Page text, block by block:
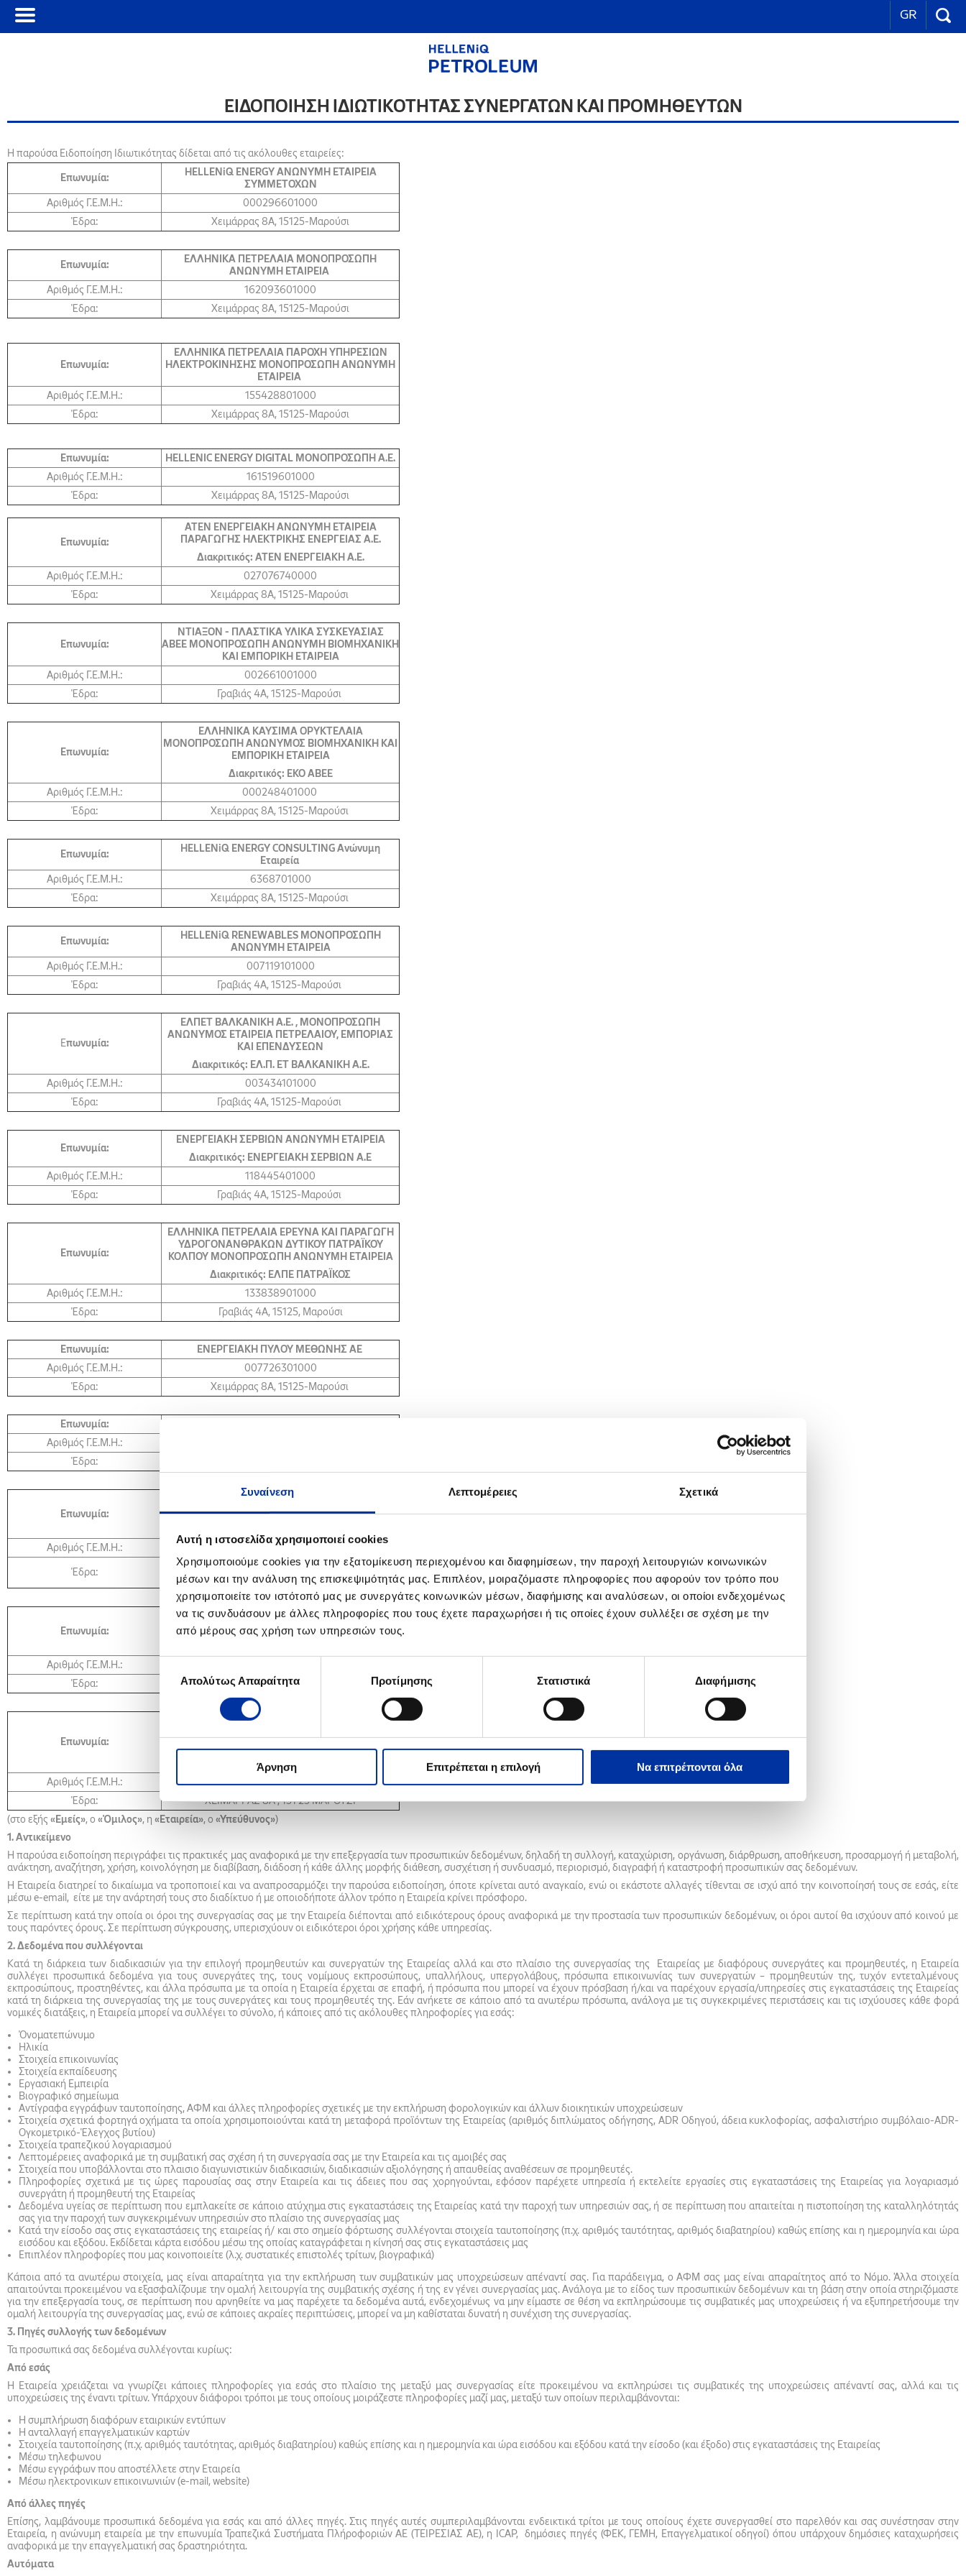
Συναίνεση Λεπτομέρειες Σχετικά
Αυτή η ιστοσελίδα χρησιμοποιεί cookies
Χρησιμοποιούμε cookies για την εξατομίκευση περιεχομένου και διαφημίσεων, την παροχή λειτουργιών κοινωνικών
μέσων και την ανάλυση της επισκεψιμότητάς μας. Επιπλέον, μοιραζόμαστε πληροφορίες που αφορούν τον τρόπο που
χρησιμοποιείτε τον ιστότοπό μας με συνεργάτες κοινωνικών μέσων, διαφήμισης και αναλύσεων, οι οποίοι ενδεχομένως
να τις συνδυάσουν με άλλες πληροφορίες που τους έχετε παραχωρήσει ή τις οποίες έχουν συλλέξει σε σχέση με την
από μέρους σας χρήση των υπηρεσιών τους.
συγκατάθεσης
Απολύτως Απαραίτητα Προτίμησης Στατιστικά Διαφήμισης
Άρνηση Επιτρέπεται η επιλογή Να επιτρέπονται όλα
GR
ΕΙΔΟΠΟΙΗΣΗ ΙΔΙΩΤΙΚΟΤΗΤΑΣ ΣΥΝΕΡΓΑΤΩΝ ΚΑΙ ΠΡΟΜΗΘΕΥΤΩΝ
Η παρούσα Ειδοποίηση Ιδιωτικότητας δίδεται από τις ακόλουθες εταιρείες:
Επωνυμία:
HELLENiQ ENERGY ΑΝΩΝΥΜΗ ΕΤΑΙΡΕΙΑ
ΣΥΜΜΕΤΟΧΩΝ
Αριθμός Γ.Ε.Μ.Η.:
000296601000
Έδρα:
Χειμάρρας 8A, 15125-Μαρούσι
Επωνυμία:
ΕΛΛΗΝΙΚΑ ΠΕΤΡΕΛΑΙΑ ΜΟΝΟΠΡΟΣΩΠΗ
ΑΝΩΝΥΜΗ ΕΤΑΙΡΕΙΑ
Αριθμός Γ.Ε.Μ.Η.:
162093601000
Έδρα:
Χειμάρρας 8A, 15125-Μαρούσι
Επωνυμία:
ΕΛΛΗΝΙΚΑ ΠΕΤΡΕΛΑΙΑ ΠΑΡΟΧΗ ΥΠΗΡΕΣΙΩΝ
ΗΛΕΚΤΡΟΚΙΝΗΣΗΣ ΜΟΝΟΠΡΟΣΩΠΗ ΑΝΩΝΥΜΗ
ΕΤΑΙΡΕΙΑ
Αριθμός Γ.Ε.Μ.Η.:
155428801000
Έδρα:
Χειμάρρας 8A, 15125-Μαρούσι
Επωνυμία:
HELLENIC ENERGY DIGITAL ΜΟΝΟΠΡΟΣΩΠΗ Α.Ε.
Αριθμός Γ.Ε.Μ.Η.:
161519601000
Έδρα:
Χειμάρρας 8A, 15125-Μαρούσι
Επωνυμία:
ΑΤΕΝ ΕΝΕΡΓΕΙΑΚΗ ΑΝΩΝΥΜΗ ΕΤΑΙΡΕΙΑ
ΠΑΡΑΓΩΓΗΣ ΗΛΕΚΤΡΙΚΗΣ ΕΝΕΡΓΕΙΑΣ Α.Ε.
Διακριτικός: ΑΤΕΝ ΕΝΕΡΓΕΙΑΚΗ Α.Ε.
Αριθμός Γ.Ε.Μ.Η.:
027076740000
Έδρα:
Χειμάρρας 8Α, 15125-Μαρούσι
Επωνυμία:
ΝΤΙΑΞΟΝ - ΠΛΑΣΤΙΚΑ ΥΛΙΚΑ ΣΥΣΚΕΥΑΣΙΑΣ
ΑΒΕΕ ΜΟΝΟΠΡΟΣΩΠΗ ΑΝΩΝΥΜΗ ΒΙΟΜΗΧΑΝΙΚΗ
ΚΑΙ ΕΜΠΟΡΙΚΗ ΕΤΑΙΡΕΙΑ
Αριθμός Γ.Ε.Μ.Η.:
002661001000
Έδρα:
Γραβιάς 4Α, 15125-Μαρούσι
Επωνυμία:
ΕΛΛΗΝΙΚΑ ΚΑΥΣΙΜΑ ΟΡΥΚΤΕΛΑΙΑ
ΜΟΝΟΠΡΟΣΩΠΗ ΑΝΩΝΥΜΟΣ ΒΙΟΜΗΧΑΝΙΚΗ ΚΑΙ
ΕΜΠΟΡΙΚΗ ΕΤΑΙΡΕΙΑ
Διακριτικός: ΕΚΟ ΑΒΕΕ
Αριθμός Γ.Ε.Μ.Η.:
000248401000
Έδρα:
Χειμάρρας 8A, 15125-Μαρούσι
Επωνυμία:
HELLENiQ ENERGY CONSULTING Ανώνυμη
Εταιρεία
Αριθμός Γ.Ε.Μ.Η.:
6368701000
Έδρα:
Χειμάρρας 8A, 15125-Μαρούσι
Επωνυμία:
HELLENiQ RENEWABLES ΜΟΝΟΠΡΟΣΩΠΗ
ΑΝΩΝΥΜΗ ΕΤΑΙΡΕΙΑ
Αριθμός Γ.Ε.Μ.Η.:
007119101000
Έδρα:
Γραβιάς 4Α, 15125-Μαρούσι
Επωνυμία:
ΕΛΠΕΤ ΒΑΛΚΑΝΙΚΗ Α.Ε. , ΜΟΝΟΠΡΟΣΩΠΗ
ΑΝΩΝΥΜΟΣ ΕΤΑΙΡΕΙΑ ΠΕΤΡΕΛΑΙΟΥ, ΕΜΠΟΡΙΑΣ
ΚΑΙ ΕΠΕΝΔΥΣΕΩΝ
Διακριτικός: ΕΛ.Π. ΕΤ ΒΑΛΚΑΝΙΚΗ Α.Ε.
Αριθμός Γ.Ε.Μ.Η.:
003434101000
Έδρα:
Γραβιάς 4Α, 15125-Μαρούσι
Επωνυμία:
ΕΝΕΡΓΕΙΑΚΗ ΣΕΡΒΙΩΝ ΑΝΩΝΥΜΗ ΕΤΑΙΡΕΙΑ
Διακριτικός: ΕΝΕΡΓΕΙΑΚΗ ΣΕΡΒΙΩΝ Α.Ε
Αριθμός Γ.Ε.Μ.Η.:
118445401000
Έδρα:
Γραβιάς 4Α, 15125-Μαρούσι
Επωνυμία:
ΕΛΛΗΝΙΚΑ ΠΕΤΡΕΛΑΙΑ ΕΡΕΥΝΑ ΚΑΙ ΠΑΡΑΓΩΓΗ
ΥΔΡΟΓΟΝΑΝΘΡΑΚΩΝ ΔΥΤΙΚΟΥ ΠΑΤΡΑΪΚΟΥ
ΚΟΛΠΟΥ ΜΟΝΟΠΡΟΣΩΠΗ ΑΝΩΝΥΜΗ ΕΤΑΙΡΕΙΑ
Διακριτικός: ΕΛΠΕ ΠΑΤΡΑΪΚΟΣ
Αριθμός Γ.Ε.Μ.Η.:
133838901000
Έδρα:
Γραβιάς 4Α, 15125, Μαρούσι
Επωνυμία:
ΕΝΕΡΓΕΙΑΚΗ ΠΥΛΟΥ ΜΕΘΩΝΗΣ ΑΕ
Αριθμός Γ.Ε.Μ.Η.:
007726301000
Έδρα:
Χειμάρρας 8Α, 15125-Μαρούσι
Επωνυμία:
Αριθμός Γ.Ε.Μ.Η.:
Έδρα:
Επωνυμία:
ΕΠΙΧΕΙΡΗΣΗ ΠΕΤΡΕΛΑΙΑΓΩΓΟΥ ΘΕΣ/ΝΙΚΗ -
ΣΚΟΠΙΑ - ΒΑΡΔΑΞ ΑΕ
Αριθμός Γ.Ε.Μ.Η.:
058928704000
Έδρα:
7ο ΧΛΜ ΘΕΣΣΑΛΟΝΙΚΗΣ - ΒΕΡΟΙΑΣ
ΘΕΣΣΑΛΟΝΙΚΗ, 57008
Επωνυμία:
ΕΓΚΑΤΑΣΤΑΣΕΙΣ ΚΑΥΣΙΜΩΝ ΟΡΓΑΝΙΣΜΟΥ
ΤΟΠΙΚΗΣ ΑΥΤΟΔΙΟΙΚΗΣΗΣ ΚΩ AE
Αριθμός Γ.Ε.Μ.Η.:
Έδρα:
Δήμος Κω
Επωνυμία:
ΚΑΛΥΨΩ Κ.Ε.Α. ΜΟΝΟΠΡΟΣΩΠΗ ΑΝΩΝΥΜΗ
ΛΟΙΠΩΝ ΠΡΟΪΟΝΤΩΝ ΚΑΙ ΠΑΡΟΧΗΣ ΥΠΗΡΕΣΙΩΝ
Διακριτικός: ΚΑΛΥΨΩ Κ.Ε.Α. Α.Ε.
Αριθμός Γ.Ε.Μ.Η.:
0006327401000
Έδρα:
ΧΕΙΜΑΡΡΑΣ 8Α , 151 25 ΜΑΡΟΥΣΙ
(στο εξής «Εμείς», o «Όμιλος», η «Εταιρεία», ο «Υπεύθυνος»)
1. Αντικείμενο
Η παρούσα ειδοποίηση περιγράφει τις πρακτικές μας αναφορικά με την επεξεργασία των προσωπικών δεδομένων, δηλαδή τη συλλογή, καταχώριση, οργάνωση, διάρθρωση, αποθήκευση, προσαρμογή ή μεταβολή,
ανάκτηση, αναζήτηση, χρήση, κοινολόγηση με διαβίβαση, διάδοση ή κάθε άλλης μορφής διάθεση, συσχέτιση ή συνδυασμό, περιορισμό, διαγραφή ή καταστροφή προσωπικών σας δεδομένων.
Η Εταιρεία διατηρεί το δικαίωμα να τροποποιεί και να αναπροσαρμόζει την παρούσα ειδοποίηση, όποτε κρίνεται αυτό αναγκαίο, ενώ οι εκάστοτε αλλαγές τίθενται σε ισχύ από την κοινοποίησή τους σε εσάς, είτε
μέσω e-email, είτε με την ανάρτησή τους στο διαδίκτυο ή με οποιοδήποτε άλλον τρόπο η Εταιρεία κρίνει πρόσφορο.
Σε περίπτωση κατά την οποία οι όροι της συνεργασίας σας με την Εταιρεία διέπονται από ειδικότερους όρους αναφορικά με την προστασία των προσωπικών δεδομένων, οι όροι αυτοί θα ισχύουν από κοινού με
τους παρόντες όρους. Σε περίπτωση σύγκρουσης, υπερισχύουν οι ειδικότεροι όροι χρήσης κάθε υπηρεσίας.
2. Δεδομένα που συλλέγονται
Κατά τη διάρκεια των διαδικασιών για την επιλογή προμηθευτών και συνεργατών της Εταιρείας αλλά και στο πλαίσιο της συνεργασίας της Εταιρείας με διαφόρους συνεργάτες και προμηθευτές, η Εταιρεία
συλλέγει προσωπικά δεδομένα για τους συνεργάτες της, τους νομίμους εκπροσώπους, υπαλλήλους, υπεργολάβους, πρόσωπα επικοινωνίας των συνεργατών – προμηθευτών της, τυχόν εντεταλμένους
εκπροσώπους, προστηθέντες, και άλλα πρόσωπα με τα οποία η Εταιρεία έρχεται σε επαφή, ή πρόσωπα που μπορεί να έχουν πρόσβαση ή/και να παρέχουν εργασία/υπηρεσίες στις εγκαταστάσεις της Εταιρείας
κατά τη διάρκεια της συνεργασίας της με τους συνεργάτες και τους προμηθευτές της. Εάν ανήκετε σε κάποιο από τα ανωτέρω πρόσωπα, ανάλογα με τις συγκεκριμένες περιστάσεις και τις ισχύουσες κάθε φορά
νομικές διατάξεις, η Εταιρεία μπορεί να συλλέγει το σύνολο, ή κάποιες από τις ακόλουθες πληροφορίες για εσάς:
Όνοματεπώνυμο
Ηλικία
Στοιχεία επικοινωνίας
Στοιχεία εκπαίδευσης
Εργασιακή Εμπειρία
Βιογραφικό σημείωμα
Αντίγραφα εγγράφων ταυτοποίησης, ΑΦΜ και άλλες πληροφορίες σχετικές με την εκπλήρωση φορολογικών και άλλων διοικητικών υποχρεώσεων
Στοιχεία σχετικά φορτηγά οχήματα τα οποία χρησιμοποιούνται κατά τη μεταφορά προϊόντων της Εταιρείας (αριθμός διπλώματος οδήγησης, ADR Οδηγού, άδεια κυκλοφορίας, ασφαλιστήριο συμβόλαιο-ADR-
Ογκομετρικό-Έλεγχος βυτίου)
Στοιχεία τραπεζικού λογαριασμού
Λεπτομέρειες αναφορικά με τη συμβατική σας σχέση ή τη συνεργασία σας με την Εταιρεία και τις αμοιβές σας
Στοιχεία που υποβάλλονται στο πλαισιο διαγωνιστικών διαδικασιών, διαδικασιών αξιολόγησης ή απαυθείας αναθέσεων σε προμηθευτές.
Πληροφορίες σχετικά με τις ώρες παρουσίας σας στην Εταιρεία και τις άδειες που σας χορηγούνται, εφόσον παρέχετε υπηρεσία ή εκτελείτε εργασίες στις εγκαταστάσεις της Εταιρείας για λογαριασμό
συνεργάτη ή προμηθευτή της Εταιρείας
Δεδομένα υγείας σε περίπτωση που εμπλακείτε σε κάποιο ατύχημα στις εγκαταστάσεις της Εταιρείας κατά την παροχή των υπηρεσιών σας, ή σε περίπτωση που απαιτείται η πιστοποίηση της καταλληλότητάς
σας για την παροχή των συγκεκριμένων υπηρεσιών στο πλαίσιο της συνεργασίας μας
Κατά την είσοδο σας στις εγκαταστάσεις της εταιρείας ή/ και στο σημείο φόρτωσης συλλέγονται στοιχεία ταυτοποίησης (π.χ. αριθμός ταυτότητας, αριθμός διαβατηρίου) καθώς επίσης και η ημερομηνία και ώρα
εισόδου και εξόδου. Εκδίδεται κάρτα εισόδου μέσω της οποίας καταγράφεται η κίνησή σας στις εγκαταστάσεις μας
Επιπλέον πληροφορίες που μας κοινοποιείτε (λ.χ. συστατικές επιστολές τρίτων, βιογραφικά)
Κάποια από τα ανωτέρω στοιχεία, μας είναι απαραίτητα για την εκπλήρωση των συμβατικών μας υποχρεώσεων απέναντί σας. Για παράδειγμα, ο ΑΦΜ σας μας είναι απαραίτητος από το Nόμο. Άλλα στοιχεία
απαιτούνται προκειμένου να εξασφαλίζουμε την ομαλή λειτουργία της συμβατικής σχέσης ή της εν γένει συνεργασίας μας. Ανάλογα με το είδος των προσωπικών δεδομένων και τη βάση στην οποία στηριζόμαστε
για την επεξεργασία τους, σε περίπτωση που αρνηθείτε να μας παρέχετε τα δεδομένα αυτά, ενδεχομένως να μην είμαστε σε θέση να εκπληρώσουμε τις συμβατικές μας υποχρεώσεις ή να εξυπηρετήσουμε την
ομαλή λειτουργία της συνεργασίας μας, ενώ σε κάποιες ακραίες περιπτώσεις, μπορεί να μη καθίσταται δυνατή η συνέχιση της συνεργασίας.
3. Πηγές συλλογής των δεδομένων
Τα προσωπικά σας δεδομένα συλλέγονται κυρίως:
Από εσάς
Η Εταιρεία χρειάζεται να γνωρίζει κάποιες πληροφορίες για εσάς στο πλαίσιο της μεταξύ μας συνεργασίας είτε προκειμένου να εκπληρώσει τις συμβατικές της υποχρεώσεις απέναντί σας, αλλά και τις
υποχρεώσεις της έναντι τρίτων. Υπάρχουν διάφοροι τρόποι με τους οποίους μοιράζεστε πληροφορίες μαζί μας, μεταξύ των οποίων περιλαμβάνονται:
Η συμπλήρωση διαφόρων εταιρικών εντύπων
Η ανταλλαγή επαγγελματικών καρτών
Στοιχεία ταυτοποίησης (π.χ. αριθμός ταυτότητας, αριθμός διαβατηρίου) καθώς επίσης και η ημερομηνία και ώρα εισόδου και εξόδου κατά την είσοδο (και έξοδο) στις εγκαταστάσεις της Εταιρείας
Μέσω τηλεφωνου
Μέσω εγγράφων που αποστέλλετε στην Εταιρεία
Μέσω ηλεκτρονικων επικοινωνιών (e-mail, website)
Από άλλες πηγές
Επίσης, λαμβάνουμε προσωπικά δεδομένα για εσάς και από άλλες πηγές. Στις πηγές αυτές συμπεριλαμβάνονται ενδεικτικά τρίτοι με τους οποίους έχετε συνεργασθεί στο παρελθόν και σας συνέστησαν στην
Εταιρεία, η ανώνυμη εταιρεία με την επωνυμία Τραπεζικά Συστήματα Πλήροφοριών ΑΕ (ΤΕΙΡΕΣΙΑΣ ΑΕ), η ICAP, δημόσιες πηγές (ΦΕΚ, ΓΕΜΗ, Επαγγελματικοί οδηγοί) όπου υπάρχουν δημόσιες καταχωρήσεις
αναφορικά με την επαγγελματική σας δραστηριότητα.
Αυτόματα